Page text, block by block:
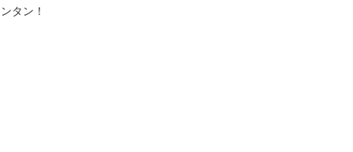
タン！